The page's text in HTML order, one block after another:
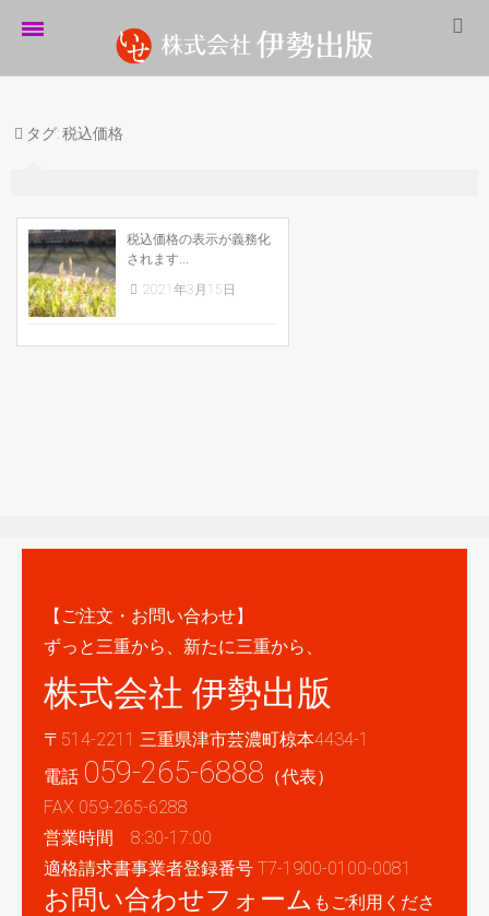
伊勢出版だより
制作実績
企業情報
採用情報
タグ:税込価格
税込価格の表示が義務化
されます...
2021年3月15日
【ご注文・お問い合わせ】
ずっと三重から、新たに三重から、
株式会社 伊勢出版
〒514-2211 三重県津市芸濃町椋本4434-1
電話 059-265-6888 （代表）
FAX 059-265-6288
営業時間 8:30-17:00
適格請求書事業者登録番号 T7-1900-0100-0081
お問い合わせフォーム もご利用くださ